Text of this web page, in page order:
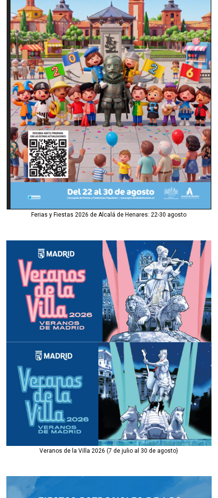
Ferias y Fiestas 2026 de Alcalá de Henares: 22-30 agosto
Veranos de la Villa 2026 (7 de julio al 30 de agosto)